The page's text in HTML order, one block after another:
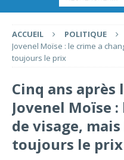
ACCUEIL POLITIQUE
Jovenel Moïse : le crime a
toujours le prix
Cinq ans après
Jovenel Moïse
de visage,
toujours le prix